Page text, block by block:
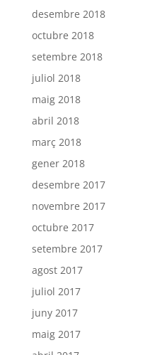
desembre 2018
octubre 2018
setembre 2018
juliol 2018
maig 2018
abril 2018
març 2018
gener 2018
desembre 2017
novembre 2017
octubre 2017
setembre 2017
agost 2017
juliol 2017
juny 2017
maig 2017